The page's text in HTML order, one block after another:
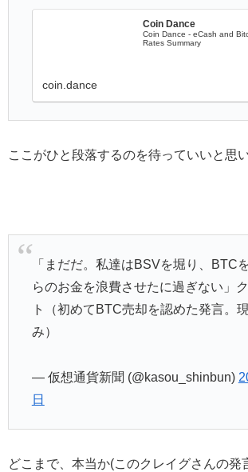
Coin Dance
Coin Dance - eCash and
Rates Summary
coin.dance
ここがひと段落するのを待っていいと思い
「まだだ。私達はBSVを堀り、BTC
らのお金を浪費させたに過ぎない」
ト（初めてBTC売却を認めた発言。
み）
— 仮想通貨新聞 (@kasou_shinbun)
日
どこまで、本当か(このクレイグさんの発